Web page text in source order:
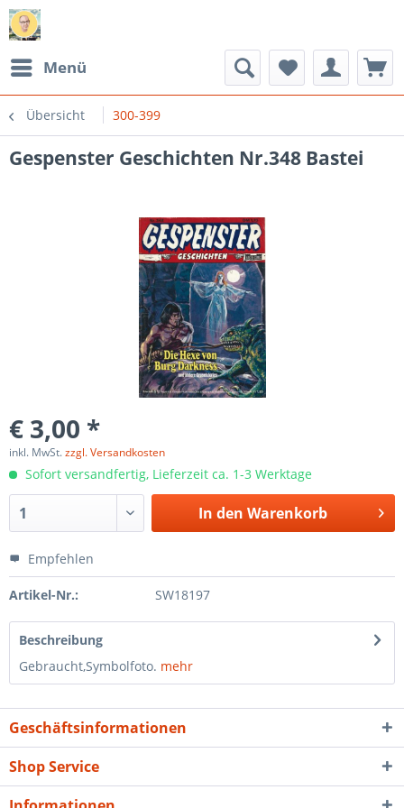
Menü
Übersicht 300-399
Gespenster Geschichten Nr.348 Bastei
€ 3,00 *
inkl. MwSt.zzgl. Versandkosten
Sofort versandfertig, Lieferzeit ca. 1-3 Werktage
In den Warenkorb
Empfehlen
Artikel-Nr.: SW18197
Beschreibung
Gebraucht,Symbolfoto. mehr
Geschäftsinformationen
Shop Service